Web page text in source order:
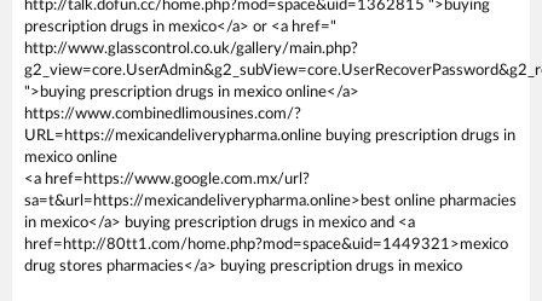
http://talk.dofun.cc/home.php?mod=space&uid=1362815 ">buying
prescription drugs in mexico</a> or <a href="
http://www.glasscontrol.co.uk/gallery/main.php?
">buying prescription drugs in mexico online</a>
https://www.combinedlimousines.com/?
URL=https://mexicandeliverypharma.online buying prescription drugs in
mexico online
<a href=https://www.google.com.mx/url?
sa=t&url=https://mexicandeliverypharma.online>best online pharmacies
in mexico</a> buying prescription drugs in mexico and <a
href=http://80tt1.com/home.php?mod=space&uid=1449321>mexico
drug stores pharmacies</a> buying prescription drugs in mexico